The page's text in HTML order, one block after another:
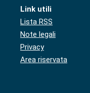
Link utili
Lista RSS
Note legali
Privacy
Area riservata